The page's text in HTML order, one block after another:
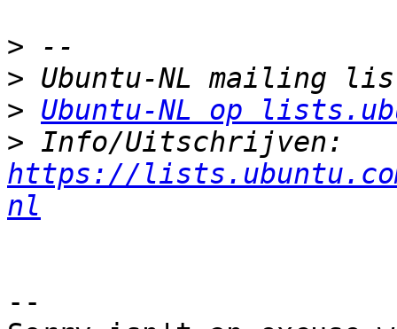
>
>
> Ubuntu-NL op
>
https://
nl
--